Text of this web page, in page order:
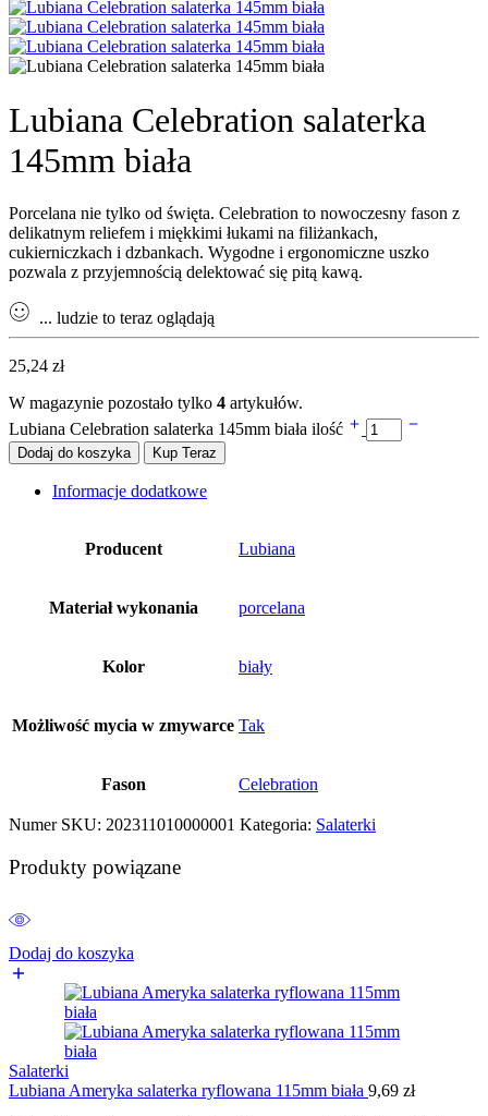
Lubiana Celebration salaterka
145mm biała
Porcelana nie tylko od święta. Celebration to nowoczesny fason z
delikatnym reliefem i miękkimi łukami na filiżankach,
cukierniczkach i dzbankach. Wygodne i ergonomiczne uszko
pozwala z przyjemnością delektować się pitą kawą.
... ludzie to teraz oglądają
25,24 zł
W magazynie pozostało tylko 4 artykułów.
Lubiana Celebration salaterka 145mm biała ilość
Dodaj do koszyka Kup Teraz
Informacje dodatkowe
Producent Lubiana
Materiał wykonania porcelana
Kolor biały
Możliwość mycia w zmywarce Tak
Fason Celebration
Numer SKU: 202311010000001 Kategoria: Salaterki
Produkty powiązane
Dodaj do koszyka
Salaterki
Lubiana Ameryka salaterka ryflowana 115mm biała 9,69 zł